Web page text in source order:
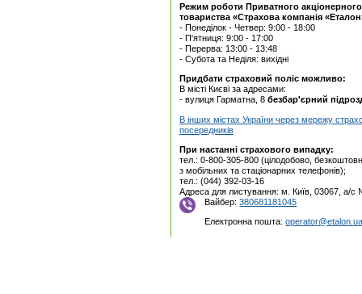
Режим роботи Приватного акцiонерного
товариства «Страхова компанія
- Понеділок - Четвер: 9:00 - 18:00
- П'ятниця: 9:00 - 17:00
- Перерва: 13:00 - 13:48
- Субота та Неділя: вихідні
Придбати страховий поліс можливо:
В місті Києві за адресами:
- вулиця Гарматна, 8 безбар'єрний
В інших містах України через мережу
посередників
При настанні страхового випадку:
тел.: 0-800-305-800 (цілодобово,
з мобільних та стаціонарних телефонів);
тел.: (044) 392-03-16
Адреса для листування: м. Київ, 03067, а/с
Вайбер:380681181045
Електронна пошта: